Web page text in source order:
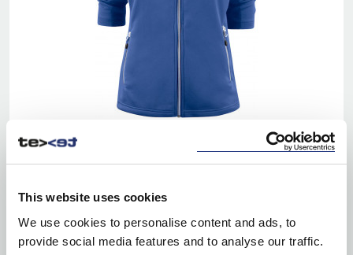
This website uses cookies
We use cookies to personalise content and ads, to
provide social media features and to analyse our traffic.
Ilość kolorów: 5
| 2262057